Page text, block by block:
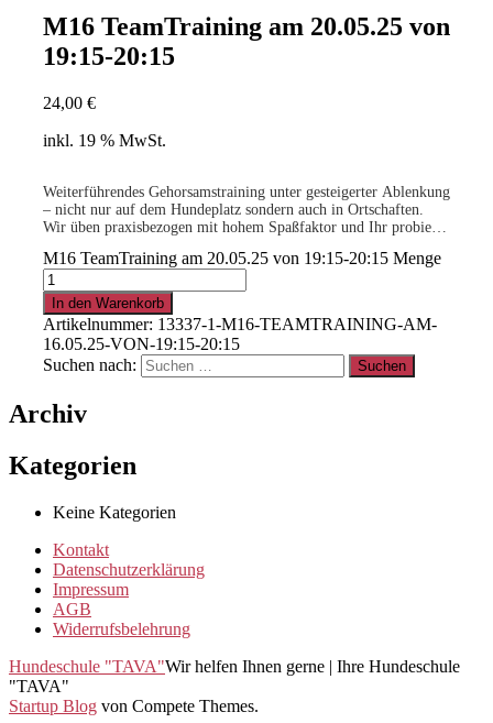
M16 TeamTraining am 20.05.25 von
19:15-20:15
24,00 €
inkl. 19 % MwSt.
Weiterführendes Gehorsamstraining unter gesteigerter Ablenkung
– nicht nur auf dem Hundeplatz sondern auch in Ortschaften.
Wir üben praxisbezogen mit hohem Spaßfaktor und Ihr probiert
sicher nicht langweilig!
Voraussetzung: Mehrmals erfolgreich am M15 teilgenommen.
Dein Trainer sagt Dir, wann Ihr soweit seid!
.
15% für Clubmitglieder!Infohier
.
Clubmitglied werden ?
M16 TeamTraining am 20.05.25 von 19:15-20:15 Menge
In den Warenkorb
Artikelnummer: 13337-1-M16-TEAMTRAINING-AM-
16.05.25-VON-19:15-20:15
Suchen nach:
Archiv
Kategorien
Keine Kategorien
Kontakt
Datenschutzerklärung
Impressum
AGB
Widerrufsbelehrung
Hundeschule "TAVA"Wir helfen Ihnen gerne | Ihre Hundeschule
"TAVA"
Startup Blog von Compete Themes.